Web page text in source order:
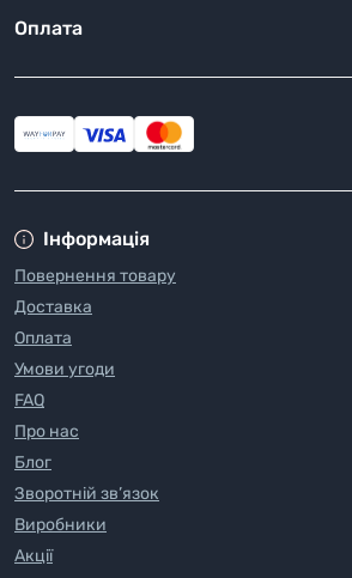
Інформація
Повернення товару
Доставка
Оплата
Умови угоди
FAQ
Про нас
Блог
Зворотній зв’язок
Виробники
Акції
Оплата